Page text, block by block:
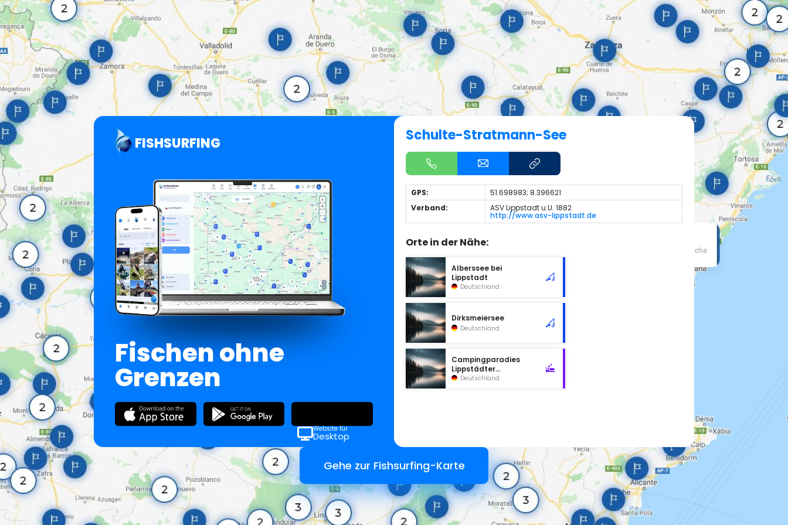
FISHSURFING
Fischen ohne
Grenzen
Website für
Desktop
Schulte-Stratmann-See
GPS:
51.698983; 8.396621
Verband:
ASV Lippstadt u.U. 1882
http://www.asv-lippstadt.de
Orte in der Nähe:
Alberssee bei
Lippstadt
Deutschland
Dirksmeiersee
Deutschland
Campingparadies
Lippstädter
Seenplatte
Deutschland
Gehe zur Fishsurfing-Karte